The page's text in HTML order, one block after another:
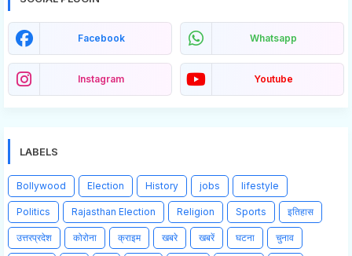
Facebook Whatsapp
Instagram Youtube
LABELS
Bollywood Election History jobs lifestyle
Politics Rajasthan Election Religion Sports इतिहास
उत्तरप्रदेश कोरोना क्राइम खबरे खबरें घटना चुनाव